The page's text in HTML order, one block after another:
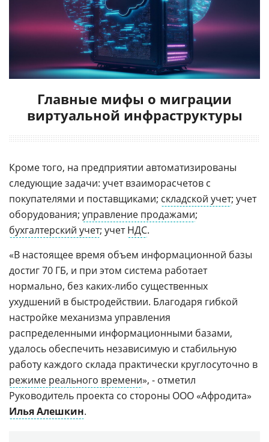
Главные мифы о миграции
виртуальной инфраструктуры
Кроме того, на предприятии автоматизированы
следующие задачи: учет взаиморасчетов с
покупателями и поставщиками; складской учет; учет
оборудования; управление продажами;
бухгалтерский учет; учетНДС.
«В настоящее время объем информационной базы
достиг 70 ГБ, и при этом система работает
нормально, без каких-либо существенных
ухудшений в быстродействии. Благодаря гибкой
настройке механизма управления
распределенными информационными базами,
удалось обеспечить независимую и стабильную
работу каждого склада практически круглосуточно в
режиме реального времени», - отметил
Руководитель проекта со стороны ООО «Афродита»
Илья Алешкин.